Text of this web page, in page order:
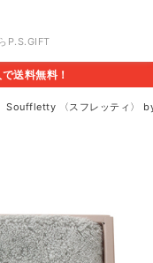
P.S.GIFT
送料無料！
Souffletty 〈スフレッティ〉